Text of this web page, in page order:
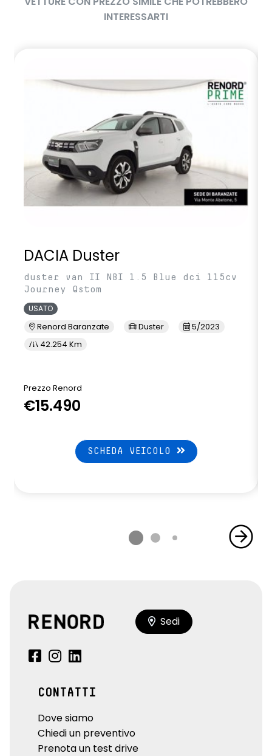
INTERESSARTI
DACIA Duster
duster van II NBI 1.5 Blue dci 115cv
Journey Qstom
USATO
Renord Baranzate Duster
5/2023
42.254 Km
Prezzo Renord
€15.490
SCHEDA VEICOLO
Sedi
CONTATTI
Dove siamo
Chiedi un preventivo
Prenota un test drive